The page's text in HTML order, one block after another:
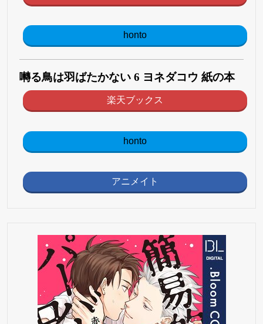
honto
囀る鳥は羽ばたかない 6 ヨネダコウ 紙の本
楽天ブックス
honto
アニメイト